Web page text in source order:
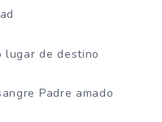
lugar de destino
Padre amado